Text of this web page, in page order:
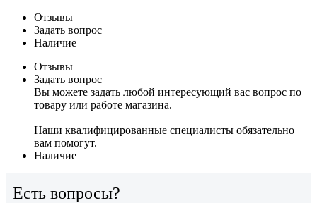
Отзывы
Задать вопрос
Наличие
Отзывы
Задать вопрос
Вы можете задать любой интересующий вас вопрос по
товару или работе магазина.
Наши квалифицированные специалисты обязательно
вам помогут.
Наличие
Есть вопросы?